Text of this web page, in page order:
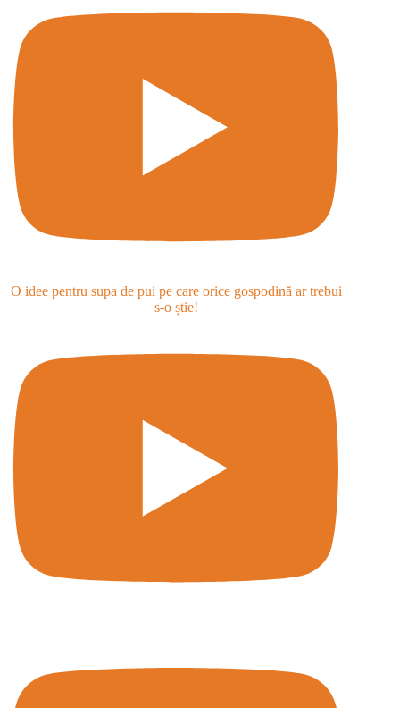
O idee pentru supa de pui pe care orice gospodină ar trebui
s-o știe!